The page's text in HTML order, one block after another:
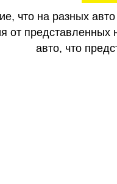
что на разных
от
авто, что